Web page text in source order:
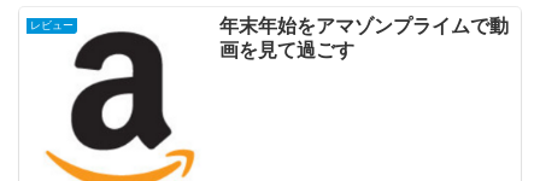
レビュー
年末年始をアマゾンプライムで動
画を見て過ごす